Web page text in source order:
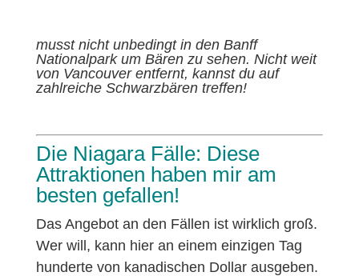
musst nicht unbedingt in den Banff
Nationalpark um Bären zu sehen. Nicht weit
von Vancouver entfernt, kannst du auf
zahlreiche Schwarzbären treffen!
Die Niagara Fälle: Diese
Attraktionen haben mir am
besten gefallen!
Das Angebot an den Fällen ist wirklich groß.
Wer will, kann hier an einem einzigen Tag
hunderte von kanadischen Dollar ausgeben.